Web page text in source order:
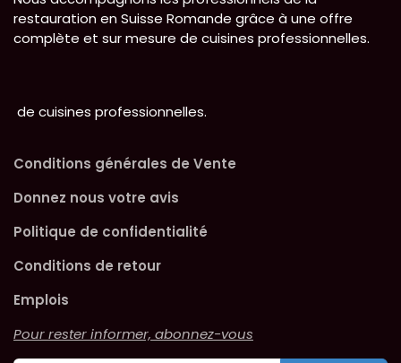
restauration en Suisse Romande grâce à une offre
complète et sur mesure de cuisines professionnelles.
de cuisines professionnelles.
Conditions générales de Vente
Donnez nous votre avis
Politique de confidentialité
Conditions de retour
Emplois
Pour rester informer, abonnez-vous